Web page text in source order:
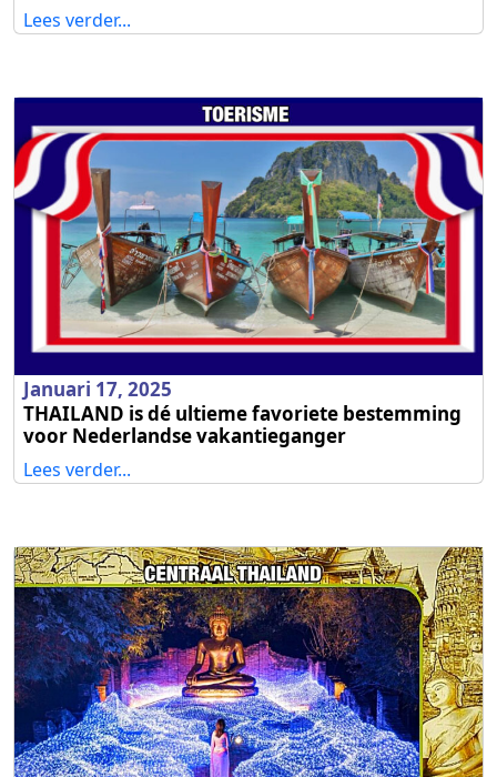
Lees verder...
Januari 17, 2025
THAILAND is dé ultieme favoriete bestemming
voor Nederlandse vakantieganger
Lees verder...